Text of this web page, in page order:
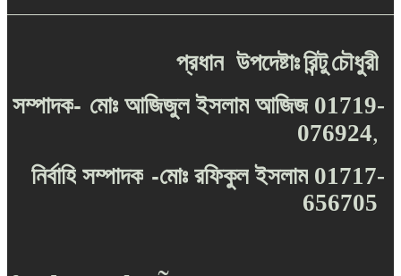
প্রধান উপদেষ্টাঃরিন্টুচৌধুরী
সম্পাদক- মোঃ আজিজুল ইসলাম আজিজ 01719-
076924,
নির্বাহি সম্পাদক -মোঃ রফিকুল ইসলাম 01717-
656705